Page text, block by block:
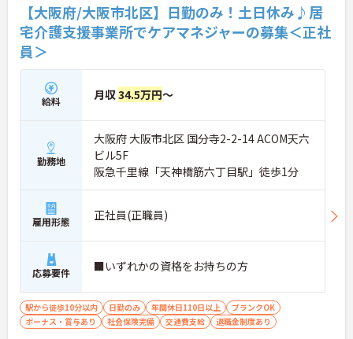
【大阪府/大阪市北区】日勤のみ！土日休み♪居
宅介護支援事業所でケアマネジャーの募集＜正社
員＞
給料 月収34.5万円～
勤務地
大阪府 大阪市北区 国分寺2-2-14 ACOM天六
ビル5F
阪急千里線「天神橋筋六丁目駅」徒歩1分
雇用形態 正社員(正職員)
応募要件 ■いずれかの資格をお持ちの方
駅から徒歩10分以内 日勤のみ 年間休日110日以上
ブランクOK
ボーナス・賞与あり
社会保険完備 交通費支給 退職金制度あり